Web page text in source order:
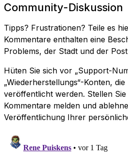
Community-Diskussion
Tipps? Frustrationen? Teile es
Kommentare enthalten eine
Problems, der Stadt und der
Hüten Sie sich vor „Support-
„Wiederherstellungs“-Konten,
veröffentlicht werden. Stellen Sie
Kommentare melden und
Veröffentlichung Ihrer